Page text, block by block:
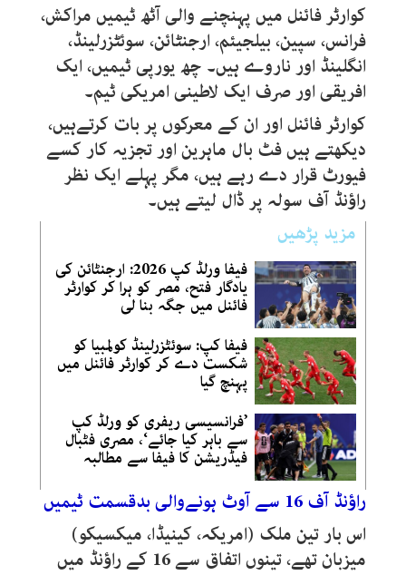
کوارٹر فائنل میں پہنچنے والی آٹھ ٹیمیں مراکش،
فرانس، سپین، بیلجیئم، ارجنٹائن، سوئٹزرلینڈ،
انگلینڈ اور ناروے ہیں۔ چھ یورپی ٹیمیں، ایک
افریقی اور صرف ایک لاطینی امریکی ٹیم۔
کوارٹر فائنل اور ان کے معرکوں پر بات کرتےہیں،
دیکھتے ہیں فٹ بال ماہرین اور تجزیہ کار کسے
فیورٹ قرار دے رہے ہیں، مگر پہلے ایک نظر
راؤنڈ آف سولہ پر ڈال لیتے ہیں۔
مزید پڑھیں
فیفا ورلڈ کپ 2026: ارجنٹائن کی
یادگار فتح، مصر کو ہرا کر کوارٹر
فائنل میں جگہ بنا لی
فیفا کپ: سوئٹزرلینڈ کولمبیا کو
شکست دے کر کوارٹر فائنل میں
پہنچ گیا
’فرانسیسی ریفری کو ورلڈ کپ
سے باہر کیا جائے‘، مصری فٹبال
فیڈریشن کا فیفا سے مطالبہ
راؤنڈ آف 16 سے آوٹ ہونےوالی بدقسمت ٹیمیں
اس بار تین ملک (امریکہ، کینیڈا، میکسیکو)
میزبان تھے، تینوں اتفاق سے 16 کے راؤنڈ میں